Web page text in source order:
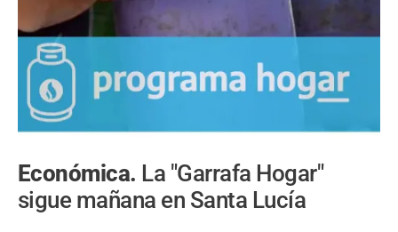
Económica. La "Garrafa Hogar"
sigue mañana en Santa Lucía